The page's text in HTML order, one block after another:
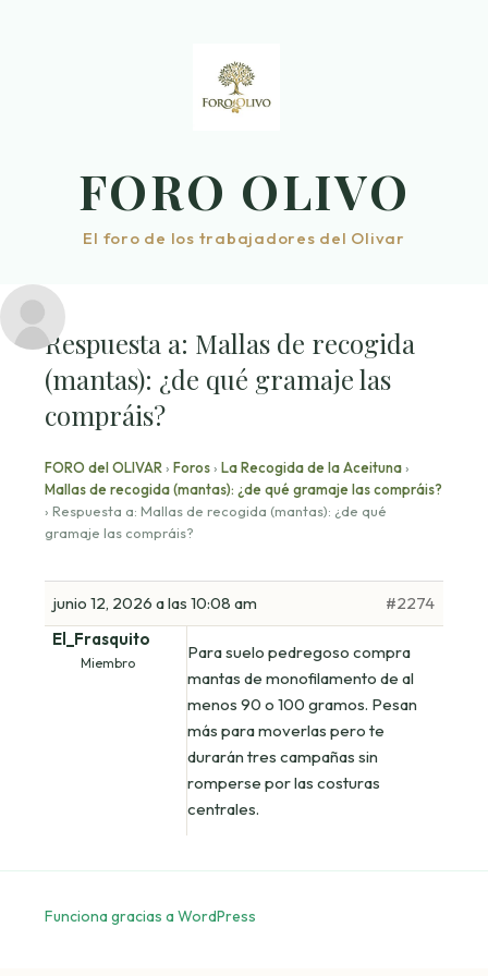
FORO OLIVO
El foro de los trabajadores del Olivar
Respuesta a: Mallas de recogida
(mantas): ¿de qué gramaje las
compráis?
FORO del OLIVAR › Foros › La Recogida de la Aceituna ›
Mallas de recogida (mantas): ¿de qué gramaje las compráis?
› Respuesta a: Mallas de recogida (mantas): ¿de qué
gramaje las compráis?
junio 12, 2026 a las 10:08 am
#2274
El_Frasquito
Miembro
Para suelo pedregoso compra
mantas de monofilamento de al
menos 90 o 100 gramos. Pesan
más para moverlas pero te
durarán tres campañas sin
romperse por las costuras
centrales.
Funciona gracias a WordPress